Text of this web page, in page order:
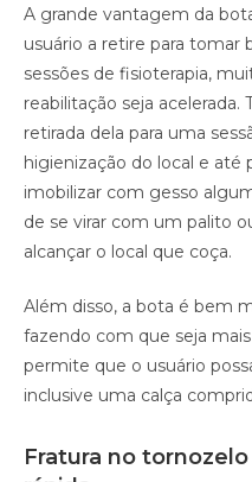
A grande vantagem da
usuário a retire para tomar
sessões de fisioterapia,
reabilitação seja
retirada dela para uma
higienização do local e até
imobilizar com gesso
de se virar com um palito
alcançar o local que coça.
Além disso, a bota é bem
fazendo com que seja
permite que o usuário
inclusive uma calça
Fratura no